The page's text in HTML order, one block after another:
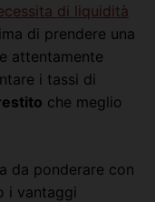
di liquidità
di prendere una
attentamente
i tassi di
che meglio
da ponderare con
i vantaggi